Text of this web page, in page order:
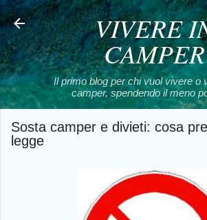
Passa ai contenuti
VIVERE
CAMPER
Il primo blog per chi vuol vivere o
camper, spendendo il meno
Sosta camper e divieti: cosa
legge